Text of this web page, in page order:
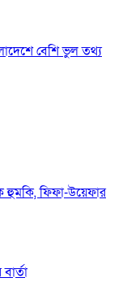
বেশি ভুল তথ্য
হুমকি, ফিফা-উয়েফার